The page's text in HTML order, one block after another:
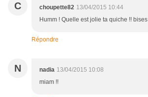
C choupette82 13/04/2015 10:44
Humm ! Quelle est jolie ta quiche !! bises
Répondre
N nadia 13/04/2015 10:08
miam !!